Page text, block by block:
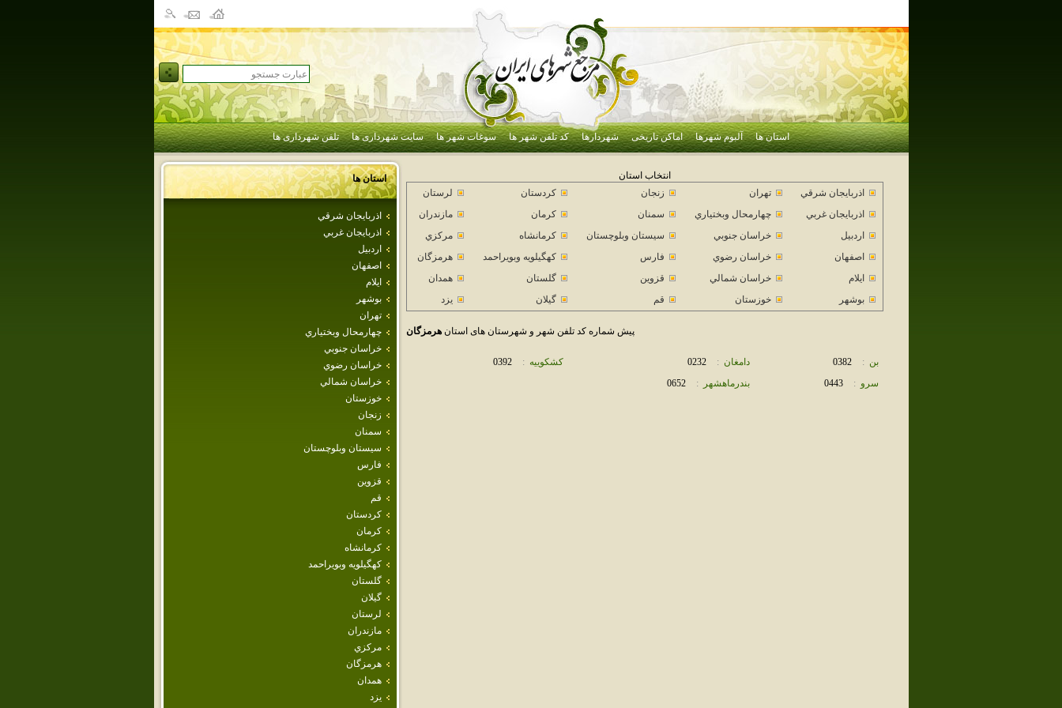
استان ها آلبوم شهرها اماکن تاریخی شهردارها کد تلفن شهر ها سوغات شهر ها سایت شهرداری ها تلفن شهرداری ها
استان ها
اذربايجان شرقي
اذربايجان غربي
اردبيل
اصفهان
ايلام
بوشهر
تهران
چهارمحال وبختياري
خراسان جنوبي
خراسان رضوي
خراسان شمالي
خوزستان
زنجان
سمنان
سيستان وبلوچستان
فارس
قزوين
قم
كردستان
كرمان
كرمانشاه
كهگيلويه وبويراحمد
گلستان
گيلان
لرستان
مازندران
مركزي
هرمزگان
همدان
يزد
انتخاب استان
اذربايجان شرقي
تهران زنجان كردستان
لرستان
اذربايجان غربي
چهارمحال وبختياري سمنان كرمان
مازندران
اردبيل
خراسان جنوبي سيستان وبلوچستان كرمانشاه
مركزي
اصفهان
خراسان رضوي فارس كهگيلويه وبويراحمد
هرمزگان
ايلام
خراسان شمالي قزوين گلستان
همدان
بوشهر
خوزستان قم گيلان يزد
پیش شماره کد تلفن شهر و شهرستان های استانهرمزگان
بن :
0382 دامغان :
0232 كشكوييه :
0392
سرو :
0443 بندرماهشهر :
0652